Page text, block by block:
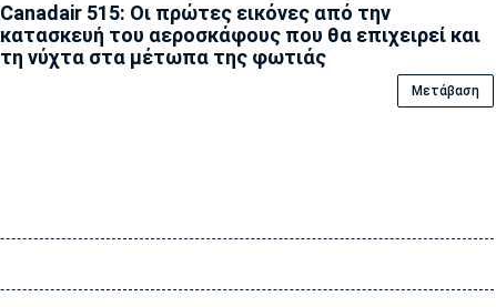
Canadair 515: Οι πρώτες εικόνες από την
κατασκευή του αεροσκάφους που θα επιχειρεί και
τη νύχτα στα μέτωπα της φωτιάς
Μετάβαση